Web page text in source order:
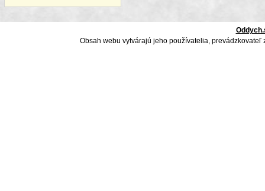
Obsah webu vytvárajú jeho používatelia,